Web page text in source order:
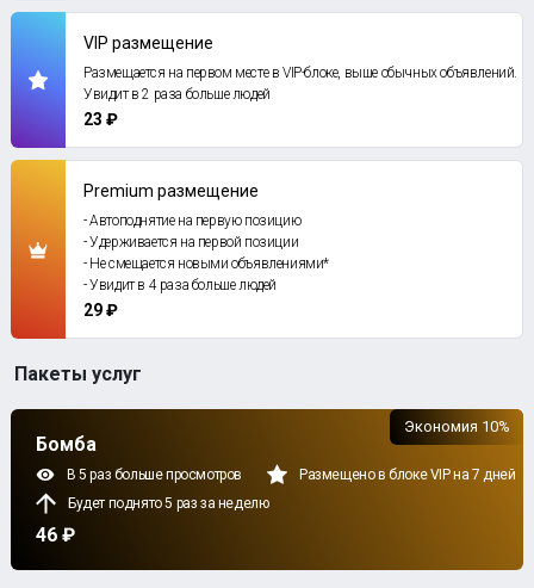
VIP размещение
Размещается на первом месте в VIP-блоке, выше обычных объявлений.
Увидит в 2 раза больше людей
23 ₽
Premium размещение
- Автоподнятие на первую позицию
- Удерживается на первой позиции
- Не смещается новыми объявлениями*
- Увидит в 4 раза больше людей
29 ₽
Пакеты услуг
Бомба
В 5 раз больше просмотров
Размещено в блоке VIP на 7 дней
Будет поднято 5 раз за неделю
46 ₽
Экономия 10%